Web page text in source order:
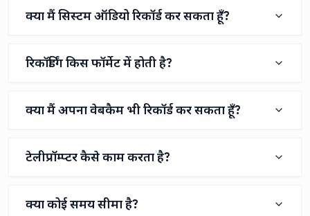
क्या मैं सिस्टम ऑडियो रिकॉर्ड कर सकता हूँ?
रिकॉर्डिंग किस फॉर्मेट में होती है?
क्या मैं अपना वेबकैम भी रिकॉर्ड कर सकता हूँ?
टेलीप्रॉम्प्टर कैसे काम करता है?
क्या कोई समय सीमा है?